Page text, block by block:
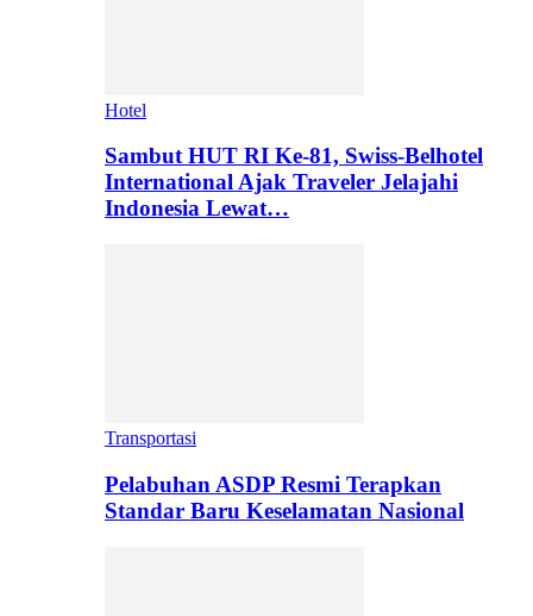
Hotel
Sambut HUT RI Ke-81, Swiss-Belhotel
International Ajak Traveler Jelajahi
Indonesia Lewat…
Transportasi
Pelabuhan ASDP Resmi Terapkan
Standar Baru Keselamatan Nasional